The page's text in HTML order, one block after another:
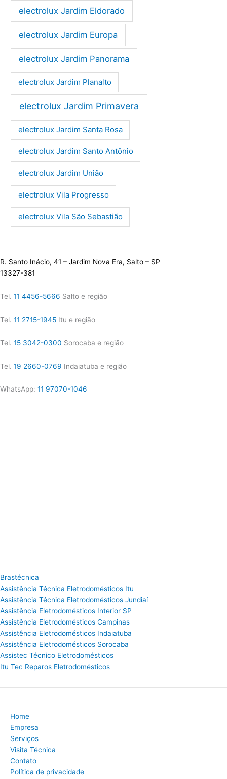
electrolux Jardim Eldorado
electrolux Jardim Europa
electrolux Jardim Panorama
electrolux Jardim Planalto
electrolux Jardim Primavera
electrolux Jardim Santa Rosa
electrolux Jardim Santo Antônio
electrolux Jardim União
electrolux Vila Progresso
electrolux Vila São Sebastião
R. Santo Inácio, 41 – Jardim Nova Era, Salto – SP
13327-381
Tel. 11 4456-5666 Salto e região
Tel. 11 2715-1945 Itu e região
Tel. 15 3042-0300 Sorocaba e região
Tel. 19 2660-0769 Indaiatuba e região
WhatsApp: 11 97070-1046
Brastécnica
Assistência Técnica Eletrodomésticos Itu
Assistência Técnica Eletrodomésticos Jundiaí
Assistência Eletrodomésticos Interior SP
Assistência Eletrodomésticos Campinas
Assistência Eletrodomésticos Indaiatuba
Assistência Eletrodomésticos Sorocaba
Assistec Técnico Eletrodomésticos
Itu Tec Reparos Eletrodomésticos
Home
Empresa
Serviços
Visita Técnica
Contato
Política de privacidade